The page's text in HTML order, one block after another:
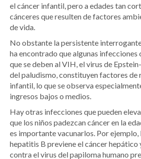
el cáncer infantil, pero a edades tan
cánceres que resulten de factores
de vida.
No obstante la persistente
ha encontrado que algunas infecciones
que se deben al VIH, el virus de
del paludismo, constituyen factores de
infantil, lo que se observa
ingresos bajos o medios.
Hay otras infecciones que pueden
que los niños padezcan cáncer en la
es importante vacunarlos. Por ejemplo,
hepatitis B previene el cáncer hepático
contra el virus del papiloma humano